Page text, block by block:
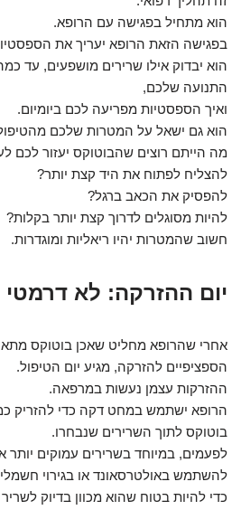
הוא מתחיל בפגישה עם הרופא.
בפגישה הזאת הרופא יעריך את
הוא יבדוק אילו שרירים מושפעים, עד
התנועה שלכם,
ואיך הספסטיות מפריעה לכם ביומיום.
הוא גם ישאל על המטרות שלכם
מה הייתם רוצים שהבוטוקס יעזור לכם
להצליח לפתוח את היד קצת יותר?
להפסיק את הכאב ברגל?
להיות מסוגלים לדרוך קצת יותר בקלות?
חשוב שהמטרות יהיו ריאליות ומוגדרות.
יום ההזרקה: לא
אחרי שהרופא מחליט שאכן בוטוקס
הספציפיים להזרקה, מגיע יום הטיפול.
ההזרקות עצמן נעשות במרפאה.
הרופא ישתמש במחט דקה כדי להזריק
בוטוקס לתוך השרירים שנבחרו.
לפעמים, במיוחד בשרירים עמוקים יותר
להשתמש באולטרסאונד או בגירוי חשמלי
כדי להיות בטוח שהוא מכוון בדיוק לשריר